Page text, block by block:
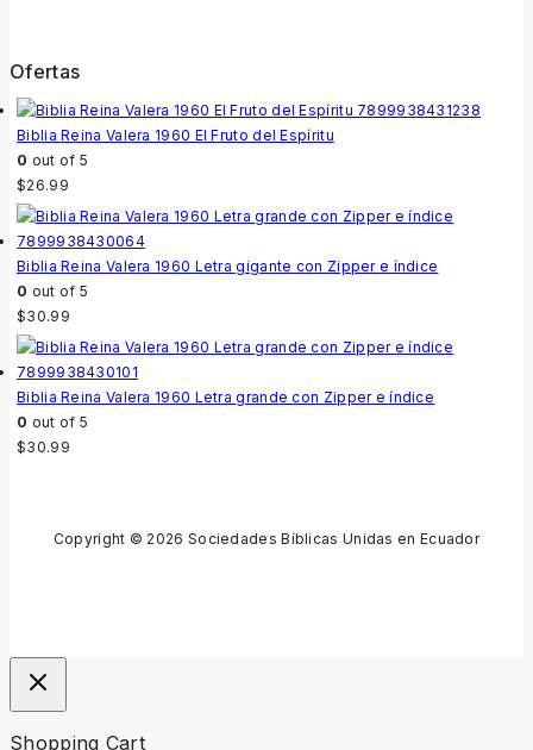
Ofertas
Biblia Reina Valera 1960 El Fruto del Espíritu
0 out of 5
$26.99
Biblia Reina Valera 1960 Letra gigante con Zipper e índice
0 out of 5
$30.99
Biblia Reina Valera 1960 Letra grande con Zipper e índice
0 out of 5
$30.99
Copyright © 2026 Sociedades Bíblicas Unidas en Ecuador
Shopping Cart